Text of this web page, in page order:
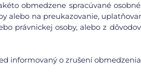
obmedzene spracúvané
alebo na preukazovanie,
právnickej osoby, alebo z
informovaný o zrušení